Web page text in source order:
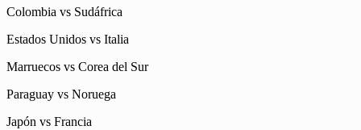
Colombia vs Sudáfrica
Estados Unidos vs Italia
Marruecos vs Corea del Sur
Paraguay vs Noruega
Japón vs Francia